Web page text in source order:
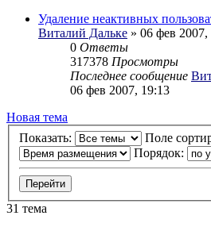
Удаление неактивных
Виталий Дальке » 06 фев 2007,
0 Ответы
317378 Просмотры
Последнее сообщение
06 фев 2007, 19:13
Новая тема
Показать:
Поле
Порядок:
31 тема